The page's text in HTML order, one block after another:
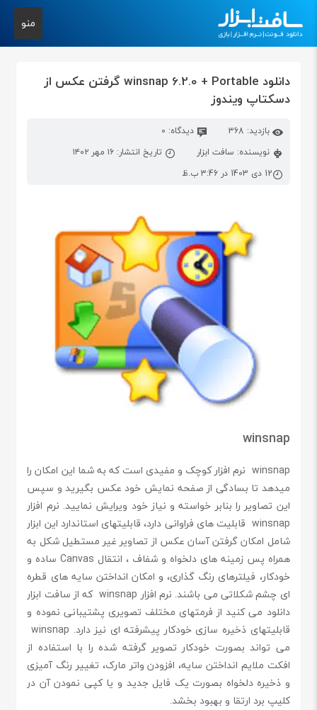
منو
دانلود winsnap 6.2.0 + Portable گرفتن عکس از
دسکتاپ ویندوز
بازدید: 368
دیدگاه: 0
نویسنده: سافت ابزار
تاریخ انتشار: ۱۶ مهر ۱۴۰۲
12 دی 1403 در 3:46 ب.ظ
winsnap
winsnap نرم افزار کوچک و مفیدی است که به شما این امکان را
میدهد تا بسادگی از صفحه نمایش خود عکس بگیرید و سپس
این تصاویر را بنابر خواسته و نیاز خود ویرایش نمایید. نرم افزار
winsnap قابلیت های فراوانی دارد، قابلیتهای استاندارد این ابزار
شامل امکان گرفتن آسان عکس از تصاویر غیر مستطیل شکل به
همراه پس زمینه های دلخواه و شفاف ، انتقال Canvas ساده و
خودکار، فیلترهای رنگ گذاری، و امکان انداختن سایه های قطره
ای چشم شکلاتی می باشند. نرم افزار winsnap که از سافت ابزار
دانلود می کنید از فرمتهای مختلف تصویری پشتیبانی نموده و
می تواند بصورت خودکار تصویر گرفته شده را با استفاده از
افکت ملایم انداختن سایه، افزودن واتر مارک، تغییر رنگ آمیزی
و ذخیره دلخواه بصورت یک فایل جدید و یا کپی نمودن آن در
کلیپ برد ارتقا و بهبود بخشد.